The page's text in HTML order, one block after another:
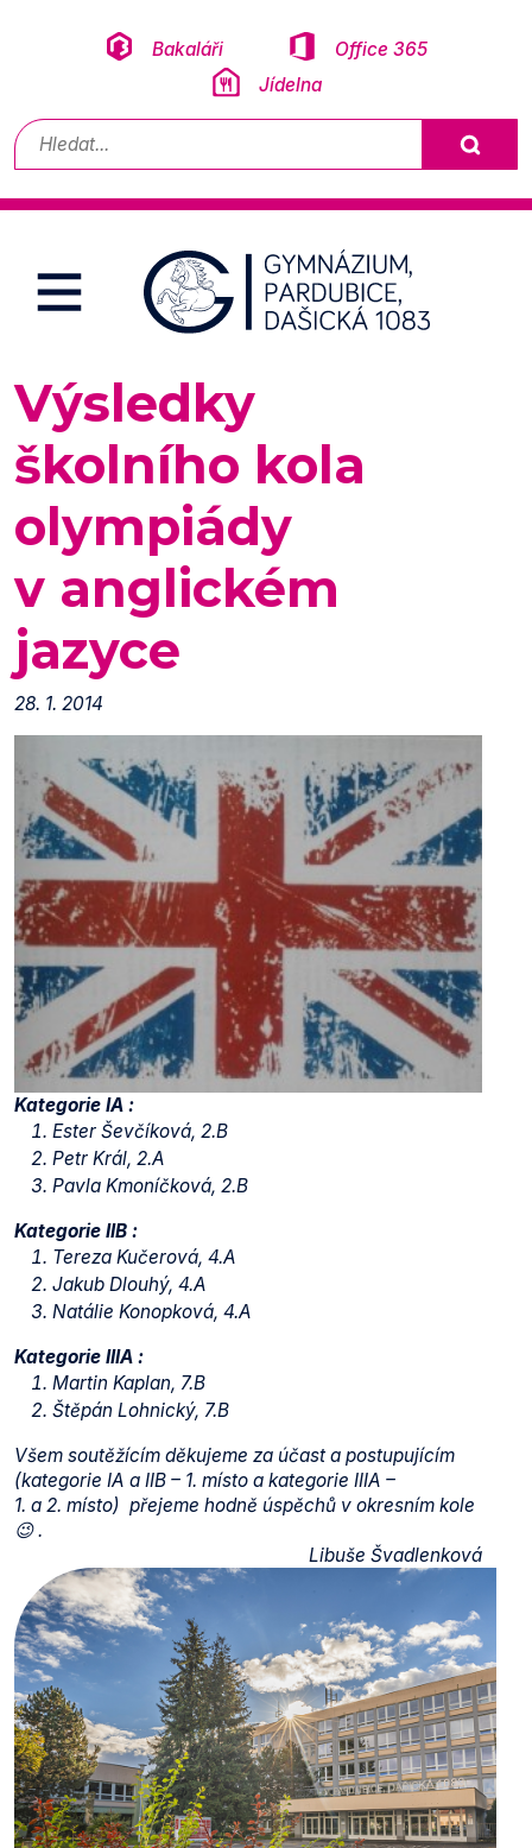
Bakaláři
Office 365
Jídelna
Vyhledávání
Výsledky
školního kola
olympiády
v anglickém
jazyce
28. 1. 2014
Kategorie IA :
Ester Ševčíková, 2.B
Petr Král, 2.A
Pavla Kmoníčková, 2.B
Kategorie IIB :
Tereza Kučerová, 4.A
Jakub Dlouhý, 4.A
Natálie Konopková, 4.A
Kategorie IIIA :
Martin Kaplan, 7.B
Štěpán Lohnický, 7.B
Všem soutěžícím děkujeme za účast a postupujícím
(kategorie IA a IIB – 1. místo a kategorie IIIA –
1. a 2. místo) přejeme hodně úspěchů v okresním kole
😉 .
Libuše Švadlenková